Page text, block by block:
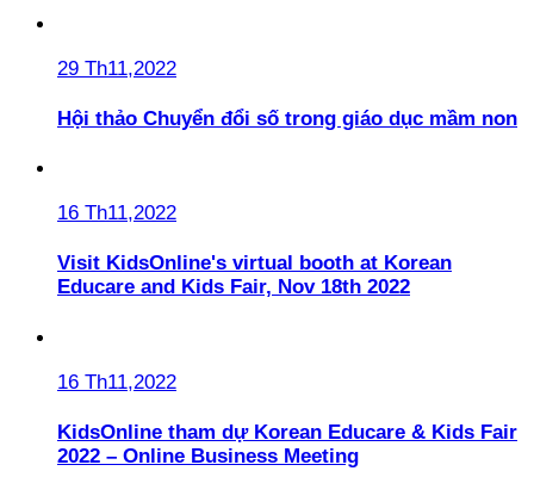
29 Th11,2022
Hội thảo Chuyển đổi số trong giáo dục mầm non
16 Th11,2022
Visit KidsOnline's virtual booth at Korean
Educare and Kids Fair, Nov 18th 2022
16 Th11,2022
KidsOnline tham dự Korean Educare & Kids Fair
2022 – Online Business Meeting